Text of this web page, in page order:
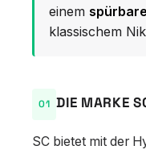
einem
klassischem
DIE MARKE
SC bietet mit der